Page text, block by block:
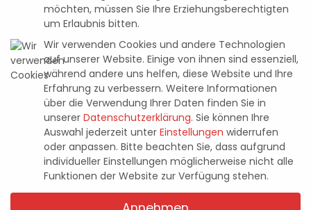
Neuste Beiträge
Entwicklervideo zu Tomb Raider: Legacy
of Atlantis zeigt knifflige Rätsel und
tückische Fallen
4. August 2026
Halo: Campaign Evolved – im Test (PS5)
möchten, müssen Sie Ihre Erziehungsberechtigten
um Erlaubnis bitten.
Wir verwenden Cookies und andere Technologien
auf unserer Website. Einige von ihnen sind essenziell,
während andere uns helfen, diese Website und Ihre
Erfahrung zu verbessern. Weitere Informationen
über die Verwendung Ihrer Daten finden Sie in
unserer Datenschutzerklärung. Sie können Ihre
Auswahl jederzeit unter Einstellungen widerrufen
oder anpassen. Bitte beachten Sie, dass aufgrund
individueller Einstellungen möglicherweise nicht alle
Funktionen der Website zur Verfügung stehen.